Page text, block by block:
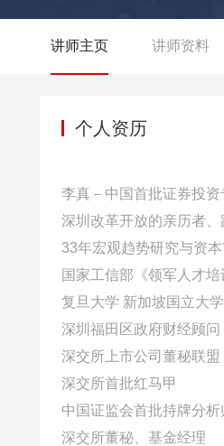
讲师主页 讲师资料
个人资历
李真－中国首批证券投资
深圳改革开放的亲历者、
33年宏观趋势研究与资
国家工信部《领军人才
复旦大学 新加坡国立大
深圳福田区政府财经顾问
深交所上市公司董秘联盟
深交所首批红马甲
中国证监会首批持牌分析
深交所董秘、基金经理